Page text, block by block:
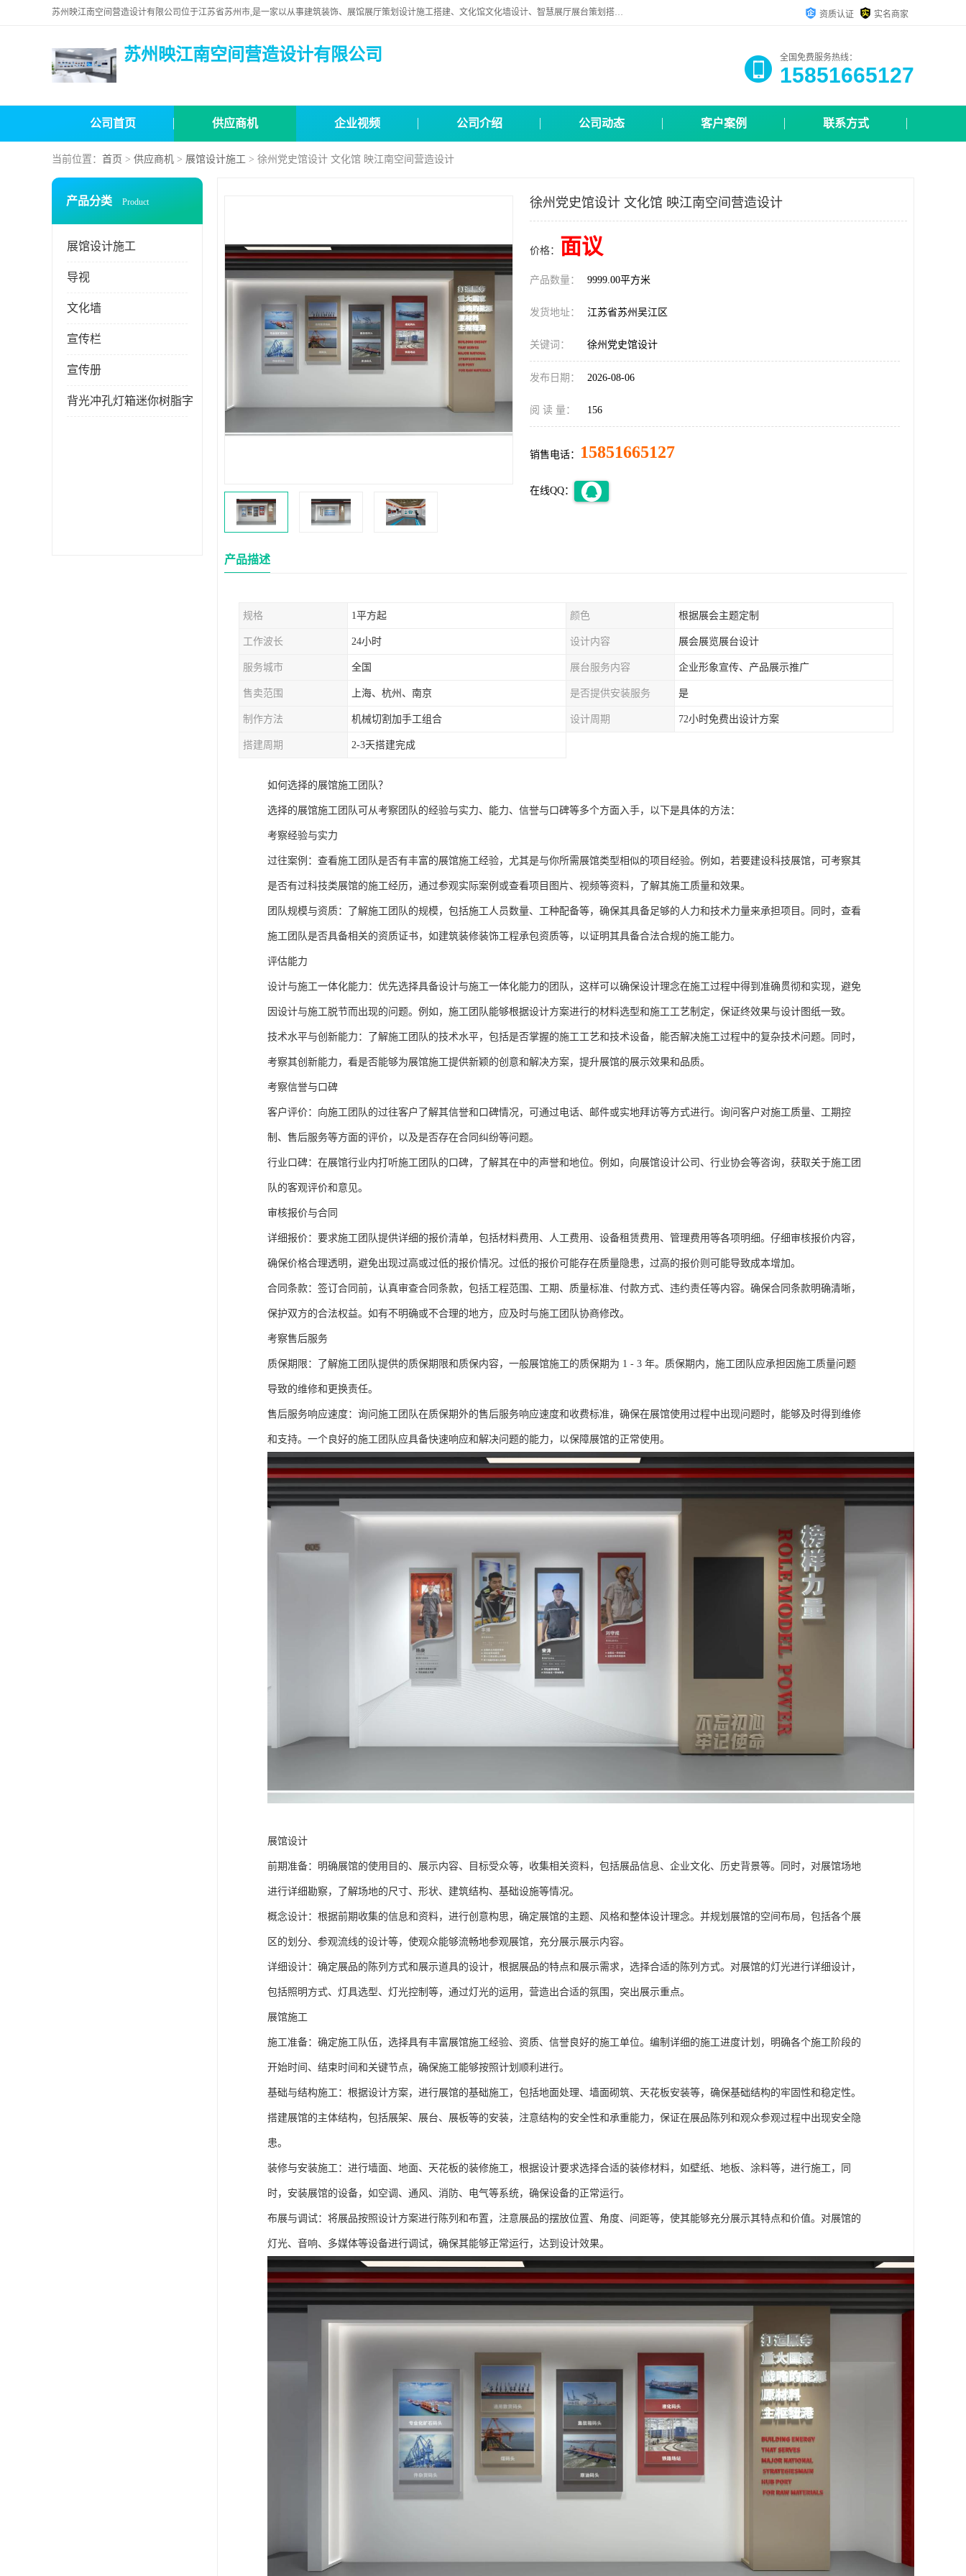
苏州映江南空间营造设计有限公司位于江苏省苏州市,是一家以从事建筑装饰、展馆展厅策划设计施工搭建、文化馆文化墙设计、智慧展厅展台策划搭建和其他建筑装饰装修业为主的企业。 资质认证 实名商家
苏州映江南空间营造设计有限公司 全国免费服务热线：
15851665127
公司首页 供应商机 企业视频 公司介绍 公司动态 客户案例 联系方式
当前位置： 首页 > 供应商机 > 展馆设计施工 > 徐州党史馆设计 文化馆 映江南空间营造设计
产品分类 Product
展馆设计施工
导视
文化墙
宣传栏
宣传册
背光冲孔灯箱迷你树脂字
徐州党史馆设计 文化馆 映江南空间营造设计
价格： 面议
产品数量： 9999.00平方米
发货地址： 江苏省苏州吴江区
关键词： 徐州党史馆设计
发布日期： 2026-08-06
阅 读 量： 156
销售电话： 15851665127
在线QQ：
产品描述
规格 1平方起 颜色 根据展会主题定制
工作波长 24小时 设计内容 展会展览展台设计
服务城市 全国 展台服务内容 企业形象宣传、产品展示推广
售卖范围 上海、杭州、南京 是否提供安装服务 是
制作方法 机械切割加手工组合 设计周期 72小时免费出设计方案
搭建周期 2-3天搭建完成
如何选择的展馆施工团队？
选择的展馆施工团队可从考察团队的经验与实力、能力、信誉与口碑等多个方面入手，以下是具体的方法：
考察经验与实力
过往案例：查看施工团队是否有丰富的展馆施工经验，尤其是与你所需展馆类型相似的项目经验。例如，若要建设科技展馆，可考察其
是否有过科技类展馆的施工经历，通过参观实际案例或查看项目图片、视频等资料，了解其施工质量和效果。
团队规模与资质：了解施工团队的规模，包括施工人员数量、工种配备等，确保其具备足够的人力和技术力量来承担项目。同时，查看
施工团队是否具备相关的资质证书，如建筑装修装饰工程承包资质等，以证明其具备合法合规的施工能力。
评估能力
设计与施工一体化能力：优先选择具备设计与施工一体化能力的团队，这样可以确保设计理念在施工过程中得到准确贯彻和实现，避免
因设计与施工脱节而出现的问题。例如，施工团队能够根据设计方案进行的材料选型和施工工艺制定，保证终效果与设计图纸一致。
技术水平与创新能力：了解施工团队的技术水平，包括是否掌握的施工工艺和技术设备，能否解决施工过程中的复杂技术问题。同时，
考察其创新能力，看是否能够为展馆施工提供新颖的创意和解决方案，提升展馆的展示效果和品质。
考察信誉与口碑
客户评价：向施工团队的过往客户了解其信誉和口碑情况，可通过电话、邮件或实地拜访等方式进行。询问客户对施工质量、工期控
制、售后服务等方面的评价，以及是否存在合同纠纷等问题。
行业口碑：在展馆行业内打听施工团队的口碑，了解其在中的声誉和地位。例如，向展馆设计公司、行业协会等咨询，获取关于施工团
队的客观评价和意见。
审核报价与合同
详细报价：要求施工团队提供详细的报价清单，包括材料费用、人工费用、设备租赁费用、管理费用等各项明细。仔细审核报价内容，
确保价格合理透明，避免出现过高或过低的报价情况。过低的报价可能存在质量隐患，过高的报价则可能导致成本增加。
合同条款：签订合同前，认真审查合同条款，包括工程范围、工期、质量标准、付款方式、违约责任等内容。确保合同条款明确清晰，
保护双方的合法权益。如有不明确或不合理的地方，应及时与施工团队协商修改。
考察售后服务
质保期限：了解施工团队提供的质保期限和质保内容，一般展馆施工的质保期为 1 - 3 年。质保期内，施工团队应承担因施工质量问题
导致的维修和更换责任。
售后服务响应速度：询问施工团队在质保期外的售后服务响应速度和收费标准，确保在展馆使用过程中出现问题时，能够及时得到维修
和支持。一个良好的施工团队应具备快速响应和解决问题的能力，以保障展馆的正常使用。
展馆设计
前期准备：明确展馆的使用目的、展示内容、目标受众等，收集相关资料，包括展品信息、企业文化、历史背景等。同时，对展馆场地
进行详细勘察，了解场地的尺寸、形状、建筑结构、基础设施等情况。
概念设计：根据前期收集的信息和资料，进行创意构思，确定展馆的主题、风格和整体设计理念。并规划展馆的空间布局，包括各个展
区的划分、参观流线的设计等，使观众能够流畅地参观展馆，充分展示展示内容。
详细设计：确定展品的陈列方式和展示道具的设计，根据展品的特点和展示需求，选择合适的陈列方式。对展馆的灯光进行详细设计，
包括照明方式、灯具选型、灯光控制等，通过灯光的运用，营造出合适的氛围，突出展示重点。
展馆施工
施工准备：确定施工队伍，选择具有丰富展馆施工经验、资质、信誉良好的施工单位。编制详细的施工进度计划，明确各个施工阶段的
开始时间、结束时间和关键节点，确保施工能够按照计划顺利进行。
基础与结构施工：根据设计方案，进行展馆的基础施工，包括地面处理、墙面砌筑、天花板安装等，确保基础结构的牢固性和稳定性。
搭建展馆的主体结构，包括展架、展台、展板等的安装，注意结构的安全性和承重能力，保证在展品陈列和观众参观过程中出现安全隐
患。
装修与安装施工：进行墙面、地面、天花板的装修施工，根据设计要求选择合适的装修材料，如壁纸、地板、涂料等，进行施工，同
时，安装展馆的设备，如空调、通风、消防、电气等系统，确保设备的正常运行。
布展与调试：将展品按照设计方案进行陈列和布置，注意展品的摆放位置、角度、间距等，使其能够充分展示其特点和价值。对展馆的
灯光、音响、多媒体等设备进行调试，确保其能够正常运行，达到设计效果。